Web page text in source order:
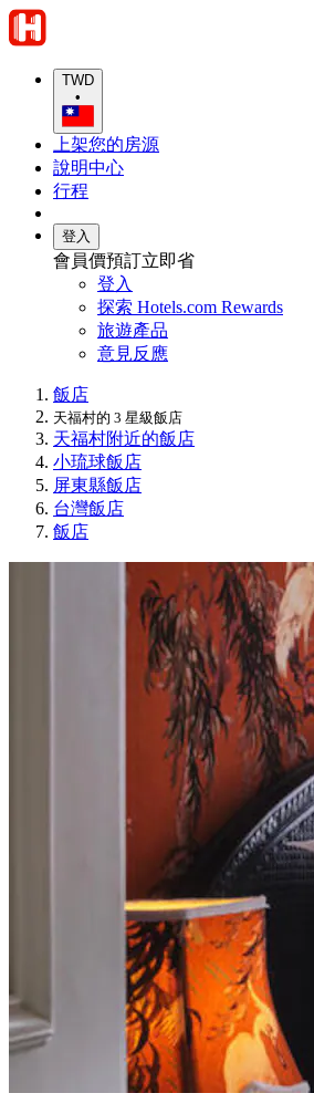
TWD
•
上架您的房源
說明中心
行程
登入
會員價預訂立即省
登入
探索 Hotels.com Rewards
旅遊產品
意見反應
飯店
天福村的 3 星級飯店
天福村附近的飯店
小琉球飯店
屏東縣飯店
台灣飯店
飯店